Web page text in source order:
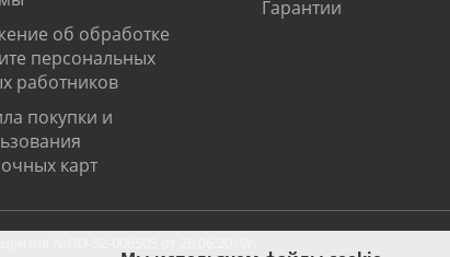
об обработке
персональных
работников
покупки и
карт
Гарантии